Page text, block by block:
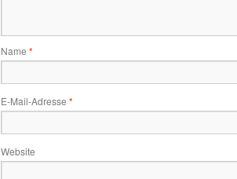
Name *
E-Mail-Adresse *
Website